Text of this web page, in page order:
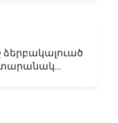
ձերբակալուած